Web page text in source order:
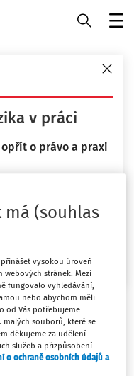
v práci
o právo a praxi
ZAŘÍZENÍ
ŘÍZENÍ RIZIK
Přihlaste se
jen pro
má (souhlas
přinášet vysokou úroveň
stránek. Mezi
fungovalo vyhledávání,
nebo abychom měli
od Vás potřebujeme
malých souborů, které se
děkujeme za udělení
služeb a přizpůsobení
o ochraně osobních údajů a